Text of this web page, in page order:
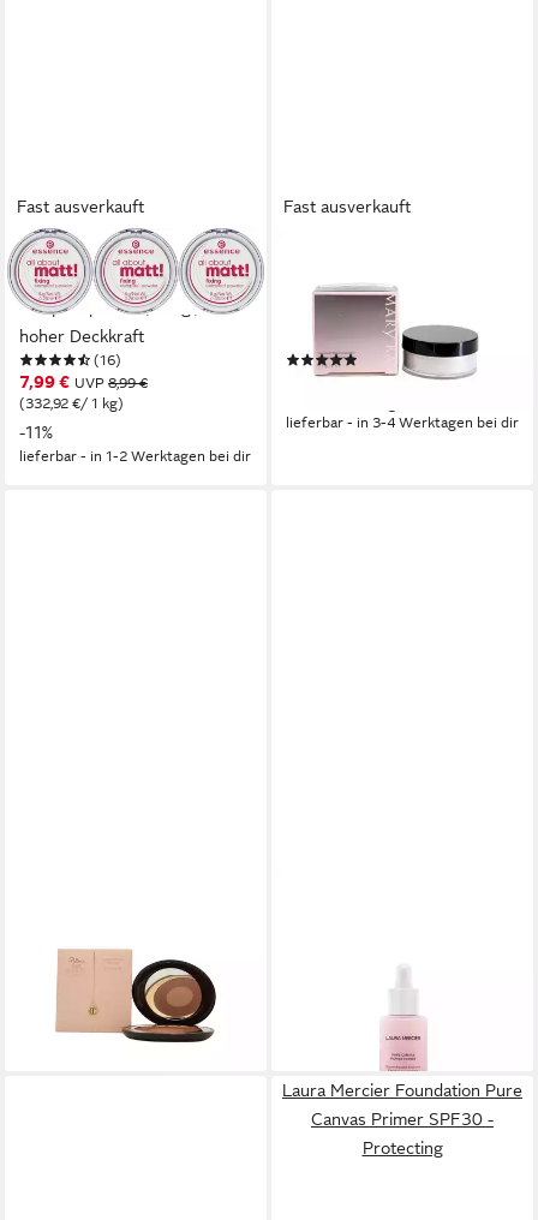
Fast ausverkauft
ESSENCE
Puder all about matt! fixing
compact powder, 3-tlg., mit
hoher Deckkraft
(16)
7,99 € UVP 8,99 €
(332,92 €/ 1 kg)
-11%
lieferbar - in 1-2 Werktagen bei dir
Fast ausverkauft
Powder transparentes loses
Puder 11g
29,95 €
lieferbar - in 3-4 Werktagen bei dir
- Pillow Talk Intense
lieferbar in 2 Wochen
lieferbar in 3 Wochen
Laura Mercier Foundation Pure
Canvas Primer SPF30 -
Protecting